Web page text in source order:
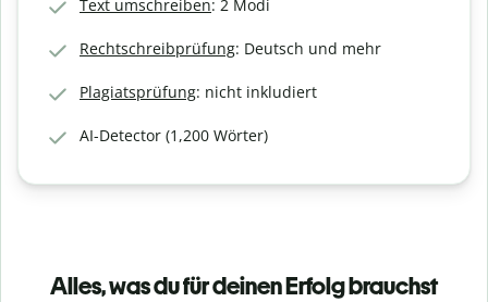
Text umschreiben: 2 Modi
Rechtschreibprüfung: Deutsch und mehr
Plagiatsprüfung: nicht inkludiert
AI-Detector (1,200 Wörter)
Alles, was du für deinen Erfolg brauchst